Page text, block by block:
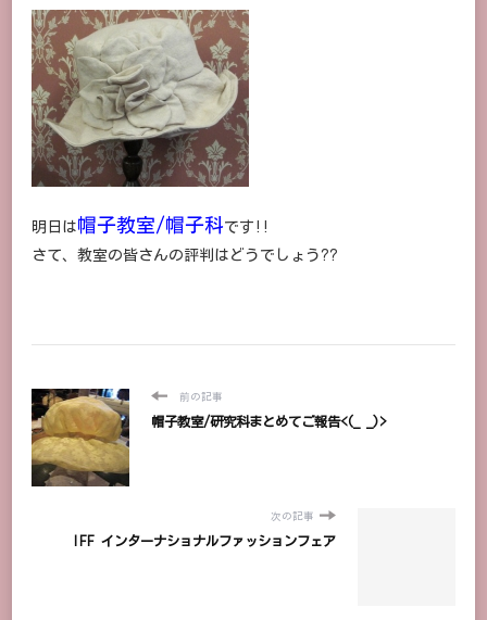
明日は帽子教室/帽子科です!!
さて、教室の皆さんの評判はどうでしょう??
前の記事
帽子教室/研究科まとめてご報告<(_ _)>
次の記事
IFF インターナショナルファッションフェア